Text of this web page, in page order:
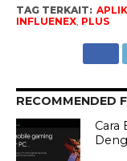
TAG TERKAIT:
INFLUENEX, PLUS
RECOMMENDED
Cara